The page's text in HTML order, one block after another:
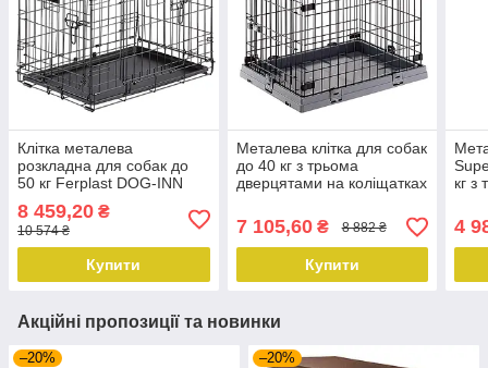
Клітка металева
розкладна для собак до
50 кг Ferplast DOG-INN
8 459,20 ₴
10 574 ₴
Купити
Металева клітка для собак
до 40 кг з трьома
дверцятами на коліщатках
107x77xh73.5 см
7 105,60₴ 8 882 ₴
Купити
кг з
4
Акційні пропозиції та новинки
–20% –20%